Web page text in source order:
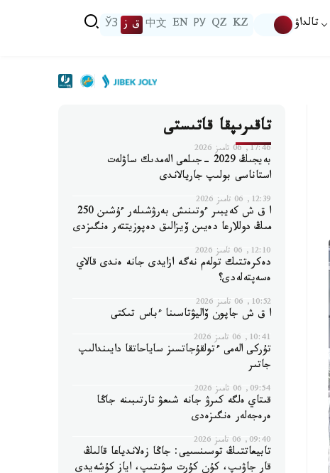
تالداۋ KZ
QZ
РУ
EN
中文 ق ز ЎЗ
تاقىرىپقا قاتىستى
17:46, 06 تامىز 2026
بەيجىڭ 2029 -جىلعى الەمدىك ساۋلەت
استاناسى بولىپ جاريالاندى
12:39, 06 تامىز 2026
ا ق ش كەيبىر ءوتىنىش بەرۋشىلەر ءۇشىن 250
مىڭ دوللارعا دەيىن ۆيزالىق دەپوزيتتەر ەنگىزدى
12:10, 06 تامىز 2026
دەكرەتتىك تولەم نەگە ازايدى جانە ەندى قالاي
ەسەپتەلەدى؟
10:52, 06 تامىز 2026
ا ق ش جاپون ۆاليۋتاسىنا ءباس تىكتى
10:41, 06 تامىز 2026
تۇركى الەمى ءتولقۇجاتسىز ساياحاتقا دايىندالىپ
جاتىر
09:54, 06 تامىز 2026
قىتاي ەلگە كىرۋ جانە شىعۋ تارتىبىنە جاڭا
ەرەجەلەر ەنگىزەدى
09:40, 06 تامىز 2026
تابيعاتتىڭ توسىنسىيى: جاڭا زەلاندياعا قالىڭ
قار جاۋىپ، كۇن كۇرت سۋىتىپ، اياز كۇشەيدى